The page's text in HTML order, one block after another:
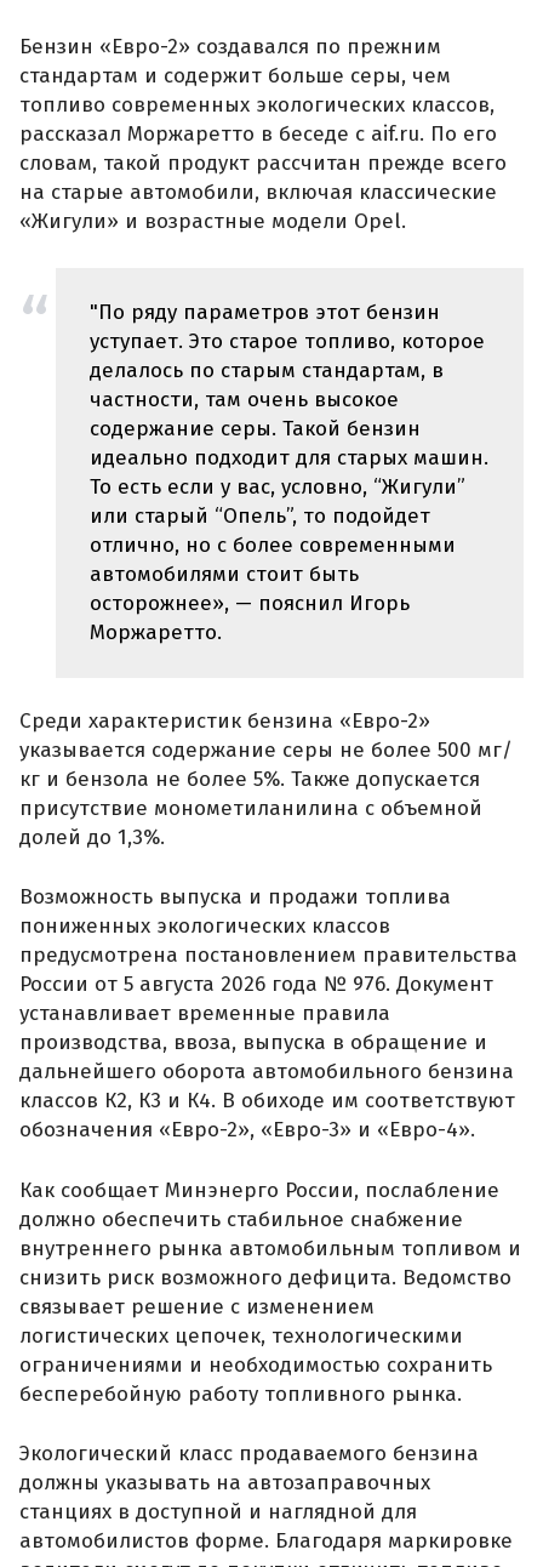
Бензин «Евро-2» создавался по прежним
стандартам и содержит больше серы, чем
топливо современных экологических классов,
рассказал Моржаретто в беседе с aif.ru. По его
словам, такой продукт рассчитан прежде всего
на старые автомобили, включая классические
«Жигули» и возрастные модели Opel.
"По ряду параметров этот бензин
уступает. Это старое топливо, которое
делалось по старым стандартам, в
частности, там очень высокое
содержание серы. Такой бензин
идеально подходит для старых машин.
То есть если у вас, условно, “Жигули”
или старый “Опель”, то подойдет
отлично, но с более современными
автомобилями стоит быть
осторожнее», — пояснил Игорь
Моржаретто.
Среди характеристик бензина «Евро-2»
указывается содержание серы не более 500 мг/
кг и бензола не более 5%. Также допускается
присутствие монометиланилина с объемной
долей до 1,3%.
Возможность выпуска и продажи топлива
пониженных экологических классов
предусмотрена постановлением правительства
России от 5 августа 2026 года № 976. Документ
устанавливает временные правила
производства, ввоза, выпуска в обращение и
дальнейшего оборота автомобильного бензина
классов К2, К3 и К4. В обиходе им соответствуют
обозначения «Евро-2», «Евро-3» и «Евро-4».
Как сообщает Минэнерго России, послабление
должно обеспечить стабильное снабжение
внутреннего рынка автомобильным топливом и
снизить риск возможного дефицита. Ведомство
связывает решение с изменением
логистических цепочек, технологическими
ограничениями и необходимостью сохранить
бесперебойную работу топливного рынка.
Экологический класс продаваемого бензина
должны указывать на автозаправочных
станциях в доступной и наглядной для
автомобилистов форме. Благодаря маркировке